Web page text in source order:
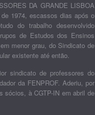
DA GRANDE LISBOA
1974, escassos dias após o
do trabalho desenvolvido
de Estudos dos Ensinos
menor grau, do Sindicato de
existente até então.
sindicato de professores do
da FENPROF. Aderiu, por
sócios, à CGTP-IN em abril de